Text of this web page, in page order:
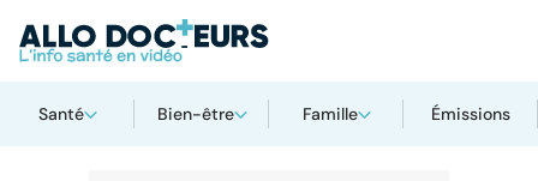
Santé Bien-être Famille Émissions